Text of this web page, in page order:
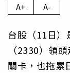
A+ A-
台股（11日
（2330）領
關卡，也拖累